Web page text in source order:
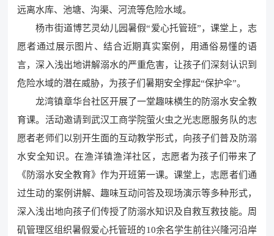
远离水库、池塘、沟渠、河流等危险水域。
杨市街道博艺灵幼儿园暑假“爱心托管班”，课堂上，志
愿者通过展示图片、结合近期真实案例，用通俗易懂的语
言，深入浅出地讲解溺水的严重危害，让孩子们深刻认识到
危险水域的潜在威胁，为孩子们暑期安全撑起“保护伞”。
龙湾镇章华台社区开展了一堂趣味横生的防溺水安全教
育课。活动邀请到武汉工商学院萤火虫之光志愿服务队的志
愿者老师们以别开生面的互动教学形式，向孩子们普及防溺
水安全知识。在渔洋镇渔洋社区，志愿者为孩子们带来了
《防溺水安全教育》作为开班第一课。课堂上，志愿者们通
过生动的案例讲解、趣味互动问答及现场演示等多种形式，
深入浅出地向孩子们传授了防溺水知识及自救互救技能。周
矶管理区组织暑假爱心托管班的10余名学生前往兴隆河沿岸